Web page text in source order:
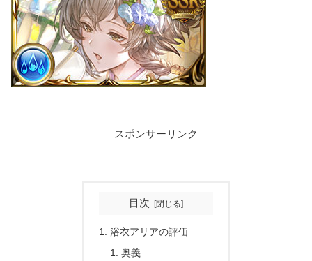
スポンサーリンク
目次
浴衣アリアの評価
奥義